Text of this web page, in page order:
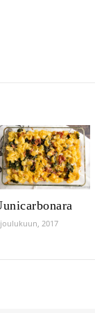
2017